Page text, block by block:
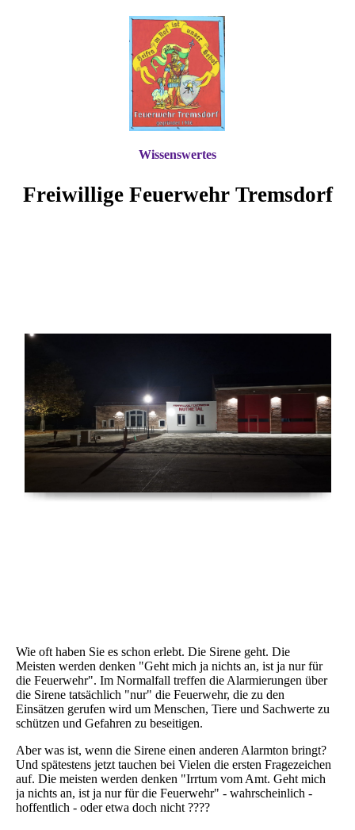
Freiwillige Feuerwehr Tremsdorf
Wissenswertes
Wie oft haben Sie es schon erlebt. Die Sirene geht. Die
Meisten werden denken "Geht mich ja nichts an, ist ja nur für
die Feuerwehr". Im Normalfall treffen die Alarmierungen über
die Sirene tatsächlich "nur" die Feuerwehr, die zu den
Einsätzen gerufen wird um Menschen, Tiere und Sachwerte zu
schützen und Gefahren zu beseitigen.
Aber was ist, wenn die Sirene einen anderen Alarmton bringt?
Und spätestens jetzt tauchen bei Vielen die ersten Fragezeichen
auf. Die meisten werden denken "Irrtum vom Amt. Geht mich
ja nichts an, ist ja nur für die Feuerwehr" - wahrscheinlich -
hoffentlich - oder etwa doch nicht ????